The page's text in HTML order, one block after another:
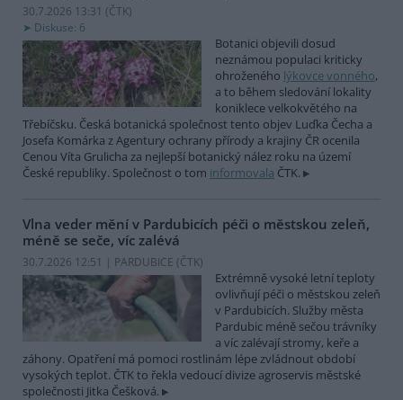
30.7.2026 13:31 (ČTK)
Diskuse: 6
Botanici objevili dosud
neznámou populaci kriticky
ohroženého lýkovce vonného,
a to během sledování lokality
koniklece velkokvětého na
Třebíčsku. Česká botanická společnost tento objev Luďka Čecha a
Josefa Komárka z Agentury ochrany přírody a krajiny ČR ocenila
Cenou Víta Grulicha za nejlepší botanický nález roku na území
České republiky. Společnost o tom informovala ČTK.
Vlna veder mění v Pardubicích péči o městskou zeleň,
méně se seče, víc zalévá
30.7.2026 12:51 | PARDUBICE (ČTK)
Extrémně vysoké letní teploty
ovlivňují péči o městskou zeleň
v Pardubicích. Služby města
Pardubic méně sečou trávníky
a víc zalévají stromy, keře a
záhony. Opatření má pomoci rostlinám lépe zvládnout období
vysokých teplot. ČTK to řekla vedoucí divize agroservis městské
společnosti Jitka Češková.